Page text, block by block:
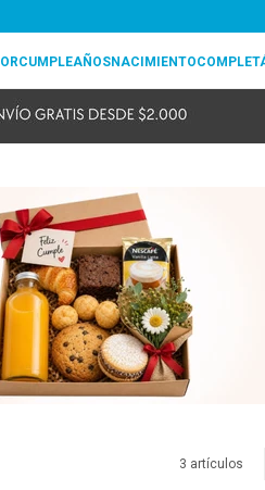
CUMPLEAÑOSNACIMIENTO
3 artículos